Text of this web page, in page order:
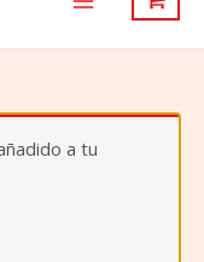
Menu
a tu